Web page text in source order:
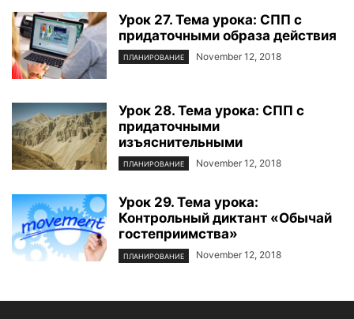
Урок 27. Тема урока: СПП с
придаточными образа действия
ПЛАНИРОВАНИЕ November 12, 2018
Урок 28. Тема урока: СПП с
придаточными
изъяснительными
ПЛАНИРОВАНИЕ November 12, 2018
Урок 29. Тема урока:
Контрольный диктант «Обычай
гостеприимства»
ПЛАНИРОВАНИЕ November 12, 2018